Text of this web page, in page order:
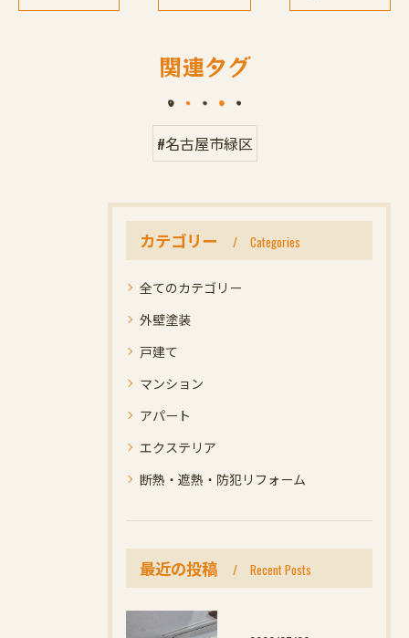
関連タグ
#名古屋市緑区
カテゴリー Categories
全てのカテゴリー
外壁塗装
戸建て
マンション
アパート
エクステリア
断熱・遮熱・防犯リフォーム
最近の投稿 Recent Posts